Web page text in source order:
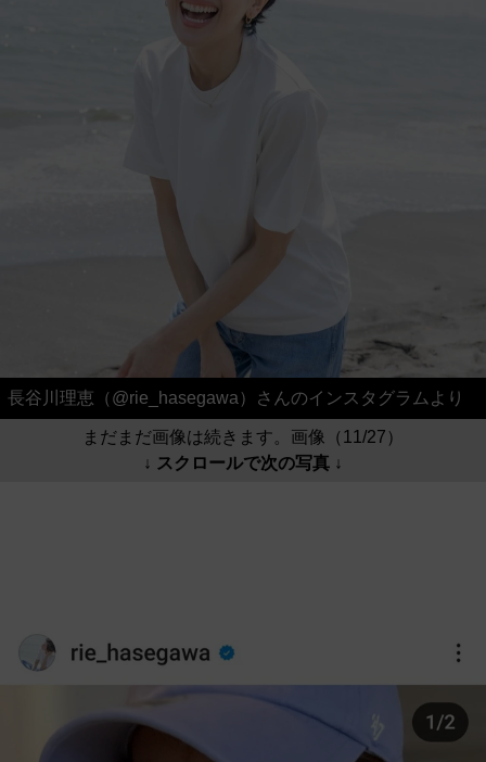
長谷川理恵（@rie_hasegawa）さんのインスタグラムより
まだまだ画像は続きます。画像（11/27）
↓ スクロールで次の写真 ↓